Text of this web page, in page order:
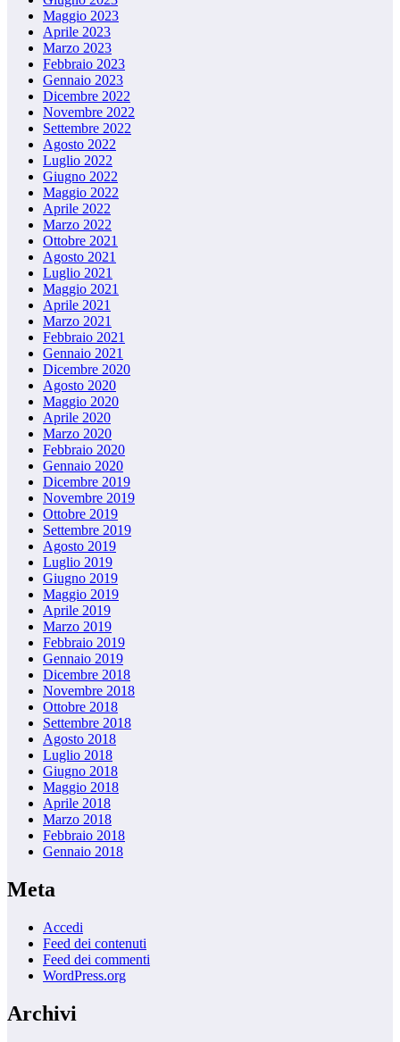
Maggio 2023
Aprile 2023
Marzo 2023
Febbraio 2023
Gennaio 2023
Dicembre 2022
Novembre 2022
Settembre 2022
Agosto 2022
Luglio 2022
Giugno 2022
Maggio 2022
Aprile 2022
Marzo 2022
Ottobre 2021
Agosto 2021
Luglio 2021
Maggio 2021
Aprile 2021
Marzo 2021
Febbraio 2021
Gennaio 2021
Dicembre 2020
Agosto 2020
Maggio 2020
Aprile 2020
Marzo 2020
Febbraio 2020
Gennaio 2020
Dicembre 2019
Novembre 2019
Ottobre 2019
Settembre 2019
Agosto 2019
Luglio 2019
Giugno 2019
Maggio 2019
Aprile 2019
Marzo 2019
Febbraio 2019
Gennaio 2019
Dicembre 2018
Novembre 2018
Ottobre 2018
Settembre 2018
Agosto 2018
Luglio 2018
Giugno 2018
Maggio 2018
Aprile 2018
Marzo 2018
Febbraio 2018
Gennaio 2018
Meta
Accedi
Feed dei contenuti
Feed dei commenti
WordPress.org
Archivi